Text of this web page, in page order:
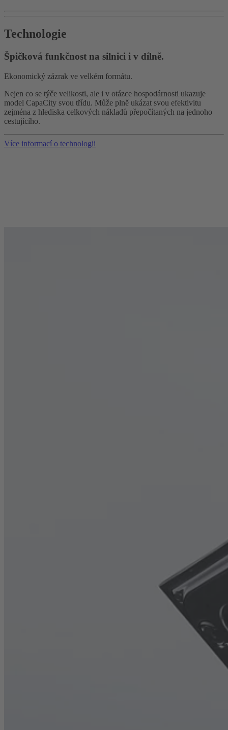
Technologie
Špičková funkčnost na silnici i v dílně.
Ekonomický zázrak ve velkém formátu.
Nejen co se týče velikosti, ale i v otázce hospodárnosti ukazuje
model CapaCity svou třídu. Může plně ukázat svou efektivitu
zejména z hlediska celkových nákladů přepočítaných na jednoho
cestujícího.
Více informací o technologii